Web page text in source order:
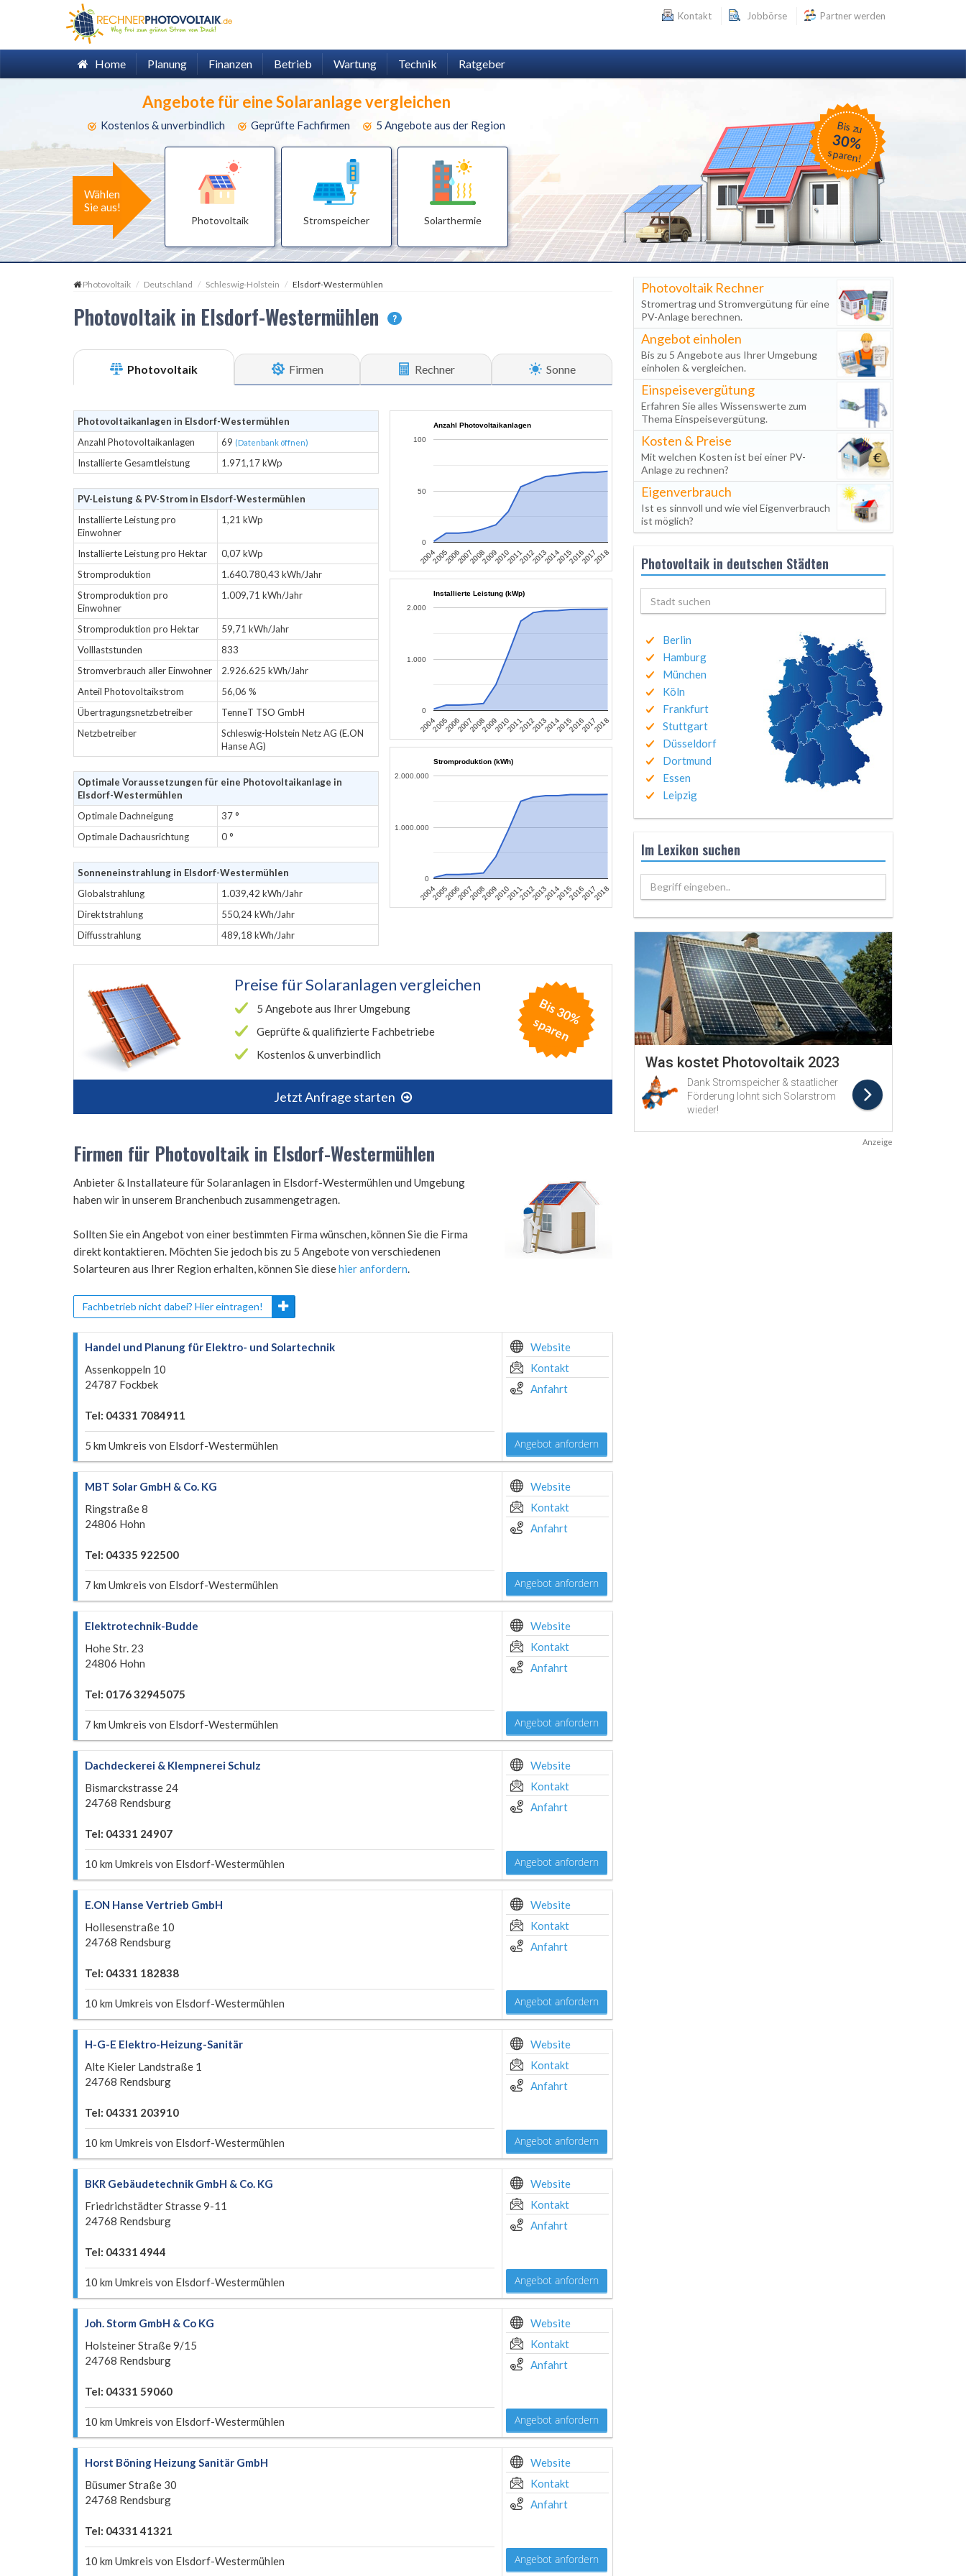
Kontakt Jobbörse Partner werden
Home Planung Finanzen Betrieb Wartung Technik Ratgeber
Angebote für eine Solaranlage vergleichen
Kostenlos & unverbindlich Geprüfte Fachfirmen 5 Angebote aus der Region
Wählen
Sie aus!
Photovoltaik Stromspeicher Solarthermie
Bis zu
30%
sparen!
Photovoltaik Deutschland Schleswig-Holstein Elsdorf-Westermühlen
Photovoltaik in Elsdorf-Westermühlen ?
Photovoltaik Firmen Rechner Sonne
Photovoltaikanlagen in Elsdorf-Westermühlen
Anzahl Photovoltaikanlagen
69 (Datenbank öffnen)
Installierte Gesamtleistung 1.971,17 kWp
PV-Leistung & PV-Strom in Elsdorf-Westermühlen
Installierte Leistung pro
Einwohner
1,21 kWp
Installierte Leistung pro Hektar
0,07 kWp
Stromproduktion
1.640.780,43 kWh/Jahr
Stromproduktion pro
Einwohner
1.009,71 kWh/Jahr
Stromproduktion pro Hektar
59,71 kWh/Jahr
Volllaststunden
833
Stromverbrauch aller Einwohner
2.926.625 kWh/Jahr
Anteil Photovoltaikstrom
56,06 %
Übertragungsnetzbetreiber
TenneT TSO GmbH
Netzbetreiber
Schleswig-Holstein Netz AG (E.ON
Hanse AG)
Optimale Voraussetzungen für eine Photovoltaikanlage in
Elsdorf-Westermühlen
Optimale Dachneigung
37 °
Optimale Dachausrichtung
0 °
Sonneneinstrahlung in Elsdorf-Westermühlen
Globalstrahlung
1.039,42 kWh/Jahr
Direktstrahlung
550,24 kWh/Jahr
Diffusstrahlung
489,18 kWh/Jahr
Anzahl Photovoltaikanlagen
200420052006200720082009201020112012201320142015201620172018
0
50
100
Installierte Leistung (kWp)
200420052006200720082009201020112012201320142015201620172018
0
1.000
2.000
Stromproduktion (kWh)
200420052006200720082009201020112012201320142015201620172018
0
1.000.000
2.000.000
Preise fürSolaranlagen vergleichen
5 Angebote aus Ihrer Umgebung
Geprüfte & qualifizierte Fachbetriebe
Kostenlos & unverbindlich
Jetzt Anfrage starten
B
is
3
0
%
s
p
a
r
e
n
Firmen für Photovoltaik in Elsdorf-Westermühlen
Anbieter & Installateure für Solaranlagen in Elsdorf-Westermühlen und Umgebung
haben wir in unserem Branchenbuch zusammengetragen.
Sollten Sie ein Angebot von einer bestimmten Firma wünschen, können Sie die Firma
direkt kontaktieren. Möchten Sie jedoch bis zu 5 Angebote von verschiedenen
Solarteuren aus Ihrer Region erhalten, können Sie diesehier anfordern.
Fachbetrieb nicht dabei? Hier eintragen!
Handel und Planung für Elektro- und Solartechnik
Assenkoppeln 10
24787 Fockbek
Tel: 04331 7084911
5 km Umkreis von Elsdorf-Westermühlen
Website
Kontakt
Anfahrt
Angebot anfordern
MBT Solar GmbH & Co. KG
Ringstraße 8
24806 Hohn
Tel: 04335 922500
7 km Umkreis von Elsdorf-Westermühlen
Website
Kontakt
Anfahrt
Angebot anfordern
Elektrotechnik-Budde
Hohe Str. 23
24806 Hohn
Tel: 0176 32945075
7 km Umkreis von Elsdorf-Westermühlen
Website
Kontakt
Anfahrt
Angebot anfordern
Dachdeckerei & Klempnerei Schulz
Bismarckstrasse 24
24768 Rendsburg
Tel: 04331 24907
10 km Umkreis von Elsdorf-Westermühlen
Website
Kontakt
Anfahrt
Angebot anfordern
E.ON Hanse Vertrieb GmbH
Hollesenstraße 10
24768 Rendsburg
Tel: 04331 182838
10 km Umkreis von Elsdorf-Westermühlen
Website
Kontakt
Anfahrt
Angebot anfordern
H-G-E Elektro-Heizung-Sanitär
Alte Kieler Landstraße 1
24768 Rendsburg
Tel: 04331 203910
10 km Umkreis von Elsdorf-Westermühlen
Website
Kontakt
Anfahrt
Angebot anfordern
BKR Gebäudetechnik GmbH & Co. KG
Friedrichstädter Strasse 9-11
24768 Rendsburg
Tel: 04331 4944
10 km Umkreis von Elsdorf-Westermühlen
Website
Kontakt
Anfahrt
Angebot anfordern
Joh. Storm GmbH & Co KG
Holsteiner Straße 9/15
24768 Rendsburg
Tel: 04331 59060
10 km Umkreis von Elsdorf-Westermühlen
Website
Kontakt
Anfahrt
Angebot anfordern
Horst Böning Heizung Sanitär GmbH
Büsumer Straße 30
24768 Rendsburg
Tel: 04331 41321
10 km Umkreis von Elsdorf-Westermühlen
Website
Kontakt
Anfahrt
Angebot anfordern
Photovoltaik Rechner
Stromertrag und Stromvergütung für eine
PV-Anlage berechnen.
Angebot einholen
Bis zu 5 Angebote aus Ihrer Umgebung
einholen & vergleichen.
Einspeisevergütung
Erfahren Sie alles Wissenswerte zum
Thema Einspeisevergütung.
Kosten & Preise
Mit welchen Kosten ist bei einer PV-
Anlage zu rechnen?
Eigenverbrauch
Ist es sinnvoll und wie viel Eigenverbrauch
ist möglich?
Photovoltaik in deutschen Städten
Berlin
Hamburg
München
Köln
Frankfurt
Stuttgart
Düsseldorf
Dortmund
Essen
Leipzig
Im Lexikon suchen
Begriff eingeben..
Anzeige